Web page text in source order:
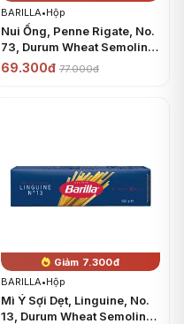
BARILLA•Hộp
Nui Ống, Penne Rigate, No.
73, Durum Wheat Semolina
Pasta (500g) - BARILLA
69.300đ 77.000đ
Giảm 7.300đ
BARILLA•Hộp
Mì Ý Sợi Dẹt, Linguine, No.
13, Durum Wheat Semolina